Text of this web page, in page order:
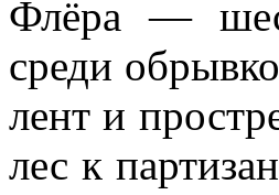
Флёра —
среди
лент и
лес к